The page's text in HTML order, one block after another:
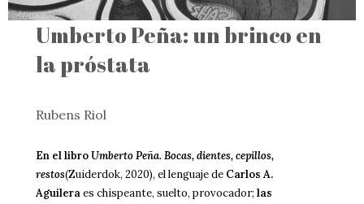
Umberto Peña: un brinco en
la próstata
Rubens Riol
En el libroUmberto Peña. Bocas, dientes, cepillos,
restos(Zuiderdok, 2020), el lenguaje de Carlos A.
Aguileraes chispeante, suelto, provocador;las